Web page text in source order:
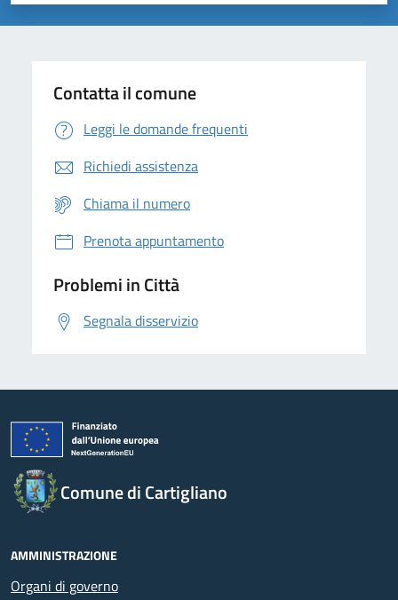
Contatta il comune
Leggi le domande frequenti
Richiedi assistenza
Chiama il numero
Prenota appuntamento
Problemi in Città
Segnala disservizio
Comune di Cartigliano
AMMINISTRAZIONE
Organi di governo